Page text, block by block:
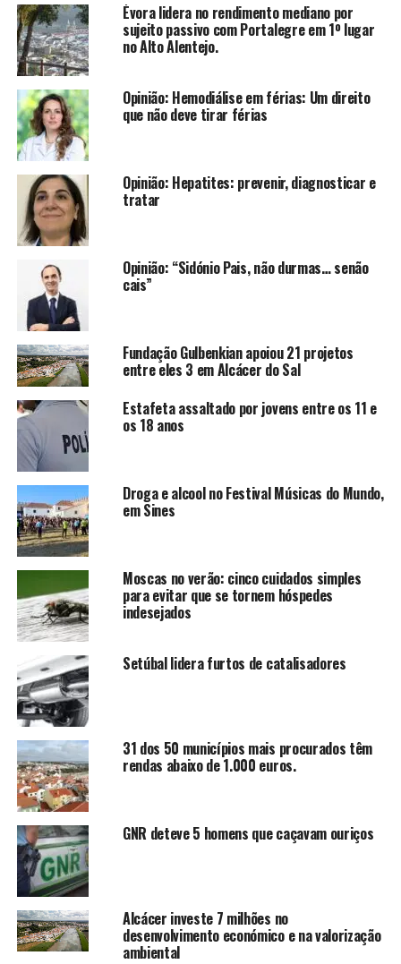
Évora lidera no rendimento mediano por
sujeito passivo com Portalegre em 1º lugar
no Alto Alentejo.
Opinião: Hemodiálise em férias: Um direito
que não deve tirar férias
Opinião: Hepatites: prevenir, diagnosticar e
tratar
Opinião: “Sidónio Pais, não durmas… senão
cais”
Fundação Gulbenkian apoiou 21 projetos
entre eles 3 em Alcácer do Sal
Estafeta assaltado por jovens entre os 11 e
os 18 anos
Droga e alcool no Festival Músicas do Mundo,
em Sines
Moscas no verão: cinco cuidados simples
para evitar que se tornem hóspedes
indesejados
Setúbal lidera furtos de catalisadores
31 dos 50 municípios mais procurados têm
rendas abaixo de 1.000 euros.
GNR deteve 5 homens que caçavam ouriços
Alcácer investe 7 milhões no
desenvolvimento económico e na valorização
ambiental